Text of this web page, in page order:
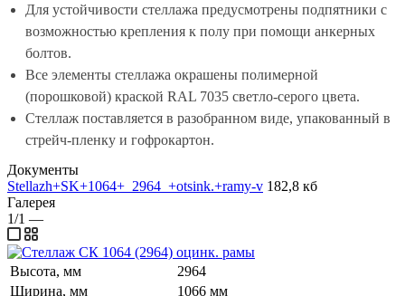
Для устойчивости стеллажа предусмотрены подпятники с
возможностью крепления к полу при помощи анкерных
болтов.
Все элементы стеллажа окрашены полимерной
(порошковой) краской RAL 7035 светло-серого цвета.
Стеллаж поставляется в разобранном виде, упакованный в
стрейч-пленку и гофрокартон.
Документы
Stellazh+SK+1064+_2964_+otsink.+ramy-v 182,8 кб
Галерея
1/1 —
Высота, мм
2964
Ширина, мм
1066 мм